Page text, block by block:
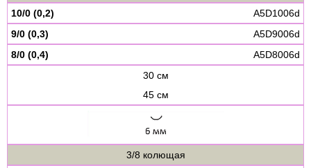
10/0 (0,2)
A5D1006d
9/0 (0,3)
A5D9006d
8/0 (0,4)
A5D8006d
30 см
45 см
3/8 колющая